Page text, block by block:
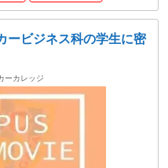
ービジネス科の学生に密
ーカレッジ